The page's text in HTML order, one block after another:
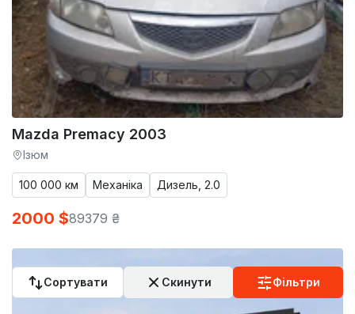
Mazda Premacy 2003
Ізюм
100 000 км Механіка Дизель, 2.0
2000 $89379 ₴
Сортувати Скинути Фільтри